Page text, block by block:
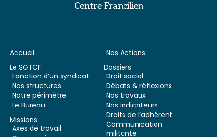
Centre Francilien
Accueil
Le SGTCF
Fonction d’un syndicat
Nos structures
Notre périmètre
Le Bureau
Missions
Axes de travail
Nos Actions
Dossiers
Droit social
Débats & réflexions
Nos travaux
Nos indicateurs
Droits de l’adhérent
Communication
militante